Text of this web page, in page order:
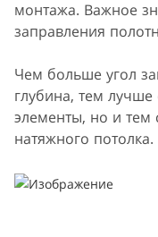
монтажа. Важное
заправления
Чем больше угол
глубина, тем
элементы, но и тем
натяжного потолка.